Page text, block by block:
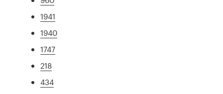
1941
1940
1747
218
434